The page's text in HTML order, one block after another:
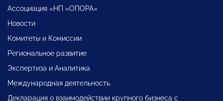
Ассоциация «НП «ОПОРА»
Новости
Комитеты и Комиссии
Региональное развитие
Экспертиза и Аналитика
Международная деятельность
Декларация о взаимодействии крупного бизнеса с